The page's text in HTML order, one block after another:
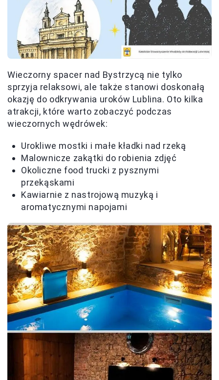
Wieczorny spacer nad Bystrzycą nie tylko
sprzyja relaksowi, ale także stanowi doskonałą
okazję do odkrywania uroków Lublina. Oto kilka
atrakcji, które warto zobaczyć podczas
wieczornych wędrówek:
Urokliwe mostki i małe kładki nad rzeką
Malownicze zakątki do robienia zdjęć
Okoliczne food trucki z pysznymi
przekąskami
Kawiarnie z nastrojową muzyką i
aromatycznymi napojami